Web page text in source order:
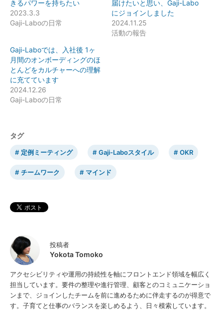
きるパワーを持ちたい
2023.3.3
Gaji-Laboの日常
届けたいと思い、Gaji-Labo
にジョインしました
2024.11.25
活動の報告
Gaji-Laboでは、入社後 1ヶ
月間のオンボーディングのほ
とんどをカルチャーへの理解
に充てています
2024.12.26
Gaji-Laboの日常
タグ
定例ミーティング Gaji-Laboスタイル OKR
チームワーク マインド
投稿者
Yokota Tomoko
アクセシビリティや運用の持続性を軸にフロントエンド領域を幅広く
担当しています。要件の整理や進行管理、顧客とのコミュニケーショ
ンまで、ジョインしたチームを前に進めるために伴走するのが得意で
す。子育てと仕事のバランスを楽しめるよう、日々模索しています。